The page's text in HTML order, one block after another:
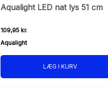
Aqualight LED nat lys 51 cm
109,95 kr.
Aqualight
LÆG I KURV